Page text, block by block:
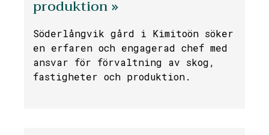
produktion »
Söderlångvik gård i Kimitoön söker
en erfaren och engagerad chef med
ansvar för förvaltning av skog,
fastigheter och produktion.